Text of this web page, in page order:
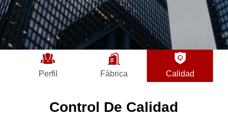
Perfil Fábrica Calidad
Control De Calidad